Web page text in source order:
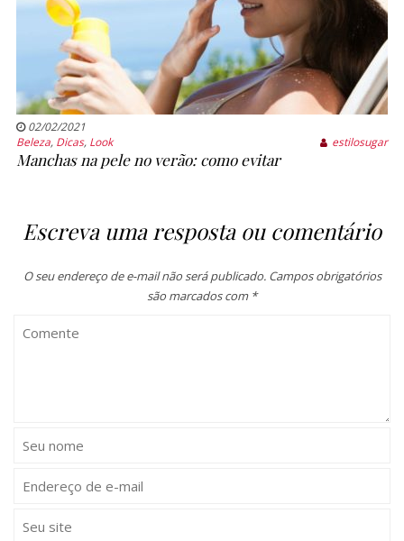
02/02/2021
Beleza, Dicas, Look estilosugar
Manchas na pele no verão: como evitar
Escreva uma resposta ou comentário
O seu endereço de e-mail não será publicado. Campos obrigatórios
são marcados com *